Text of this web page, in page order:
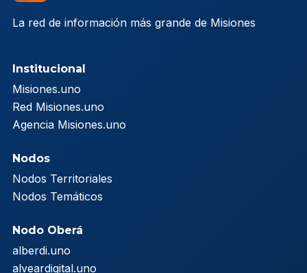
La red de información más grande de Misiones
Institucional
Misiones.uno
Red Misiones.uno
Agencia Misiones.uno
Nodos
Nodos Territoriales
Nodos Temáticos
Nodo Oberá
alberdi.uno
alveardigital.uno